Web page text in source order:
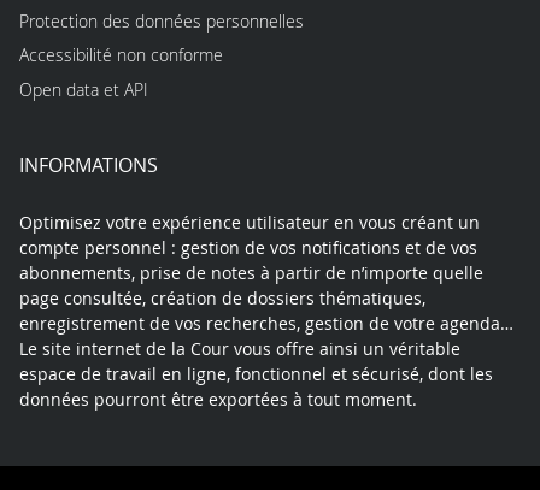
Protection des données personnelles
Accessibilité non conforme
Open data et API
INFORMATIONS
Optimisez votre expérience utilisateur en vous créant un
compte personnel : gestion de vos notifications et de vos
abonnements, prise de notes à partir de n’importe quelle
page consultée, création de dossiers thématiques,
enregistrement de vos recherches, gestion de votre agenda…
Le site internet de la Cour vous offre ainsi un véritable
espace de travail en ligne, fonctionnel et sécurisé, dont les
données pourront être exportées à tout moment.